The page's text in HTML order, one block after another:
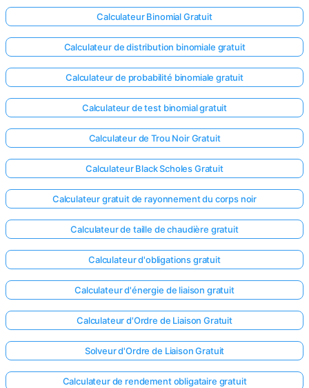
Calculateur Binomial Gratuit
Calculateur de distribution binomiale gratuit
Calculateur de probabilité binomiale gratuit
Calculateur de test binomial gratuit
Calculateur de Trou Noir Gratuit
Calculateur Black Scholes Gratuit
Calculateur gratuit de rayonnement du corps noir
Calculateur de taille de chaudière gratuit
Calculateur d'obligations gratuit
Calculateur d'énergie de liaison gratuit
Calculateur d'Ordre de Liaison Gratuit
Solveur d'Ordre de Liaison Gratuit
Calculateur de rendement obligataire gratuit